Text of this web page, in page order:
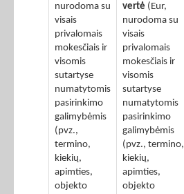
nurodoma su
visais
privalomais
mokesčiais ir
visomis
sutartyse
numatytomis
pasirinkimo
galimybėmis
(pvz.,
termino,
kiekių,
apimties,
objekto
vertė (Eur,
nurodoma su
visais
privalomais
mokesčiais ir
visomis
sutartyse
numatytomis
pasirinkimo
galimybėmis
(pvz., termino,
kiekių,
apimties,
objekto